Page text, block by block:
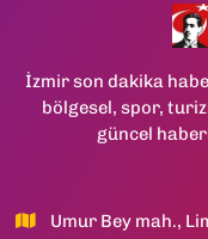
İzmir son dakika
bölgesel, spor,
güncel
Umur Bey mah.,